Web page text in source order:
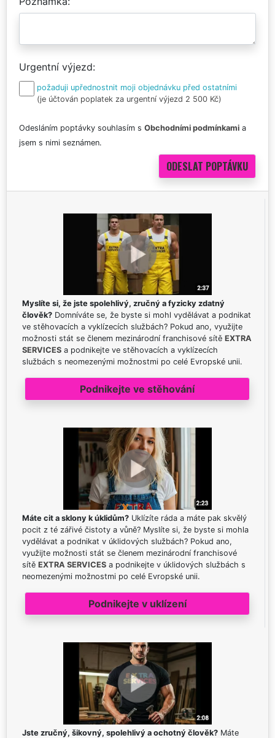
Urgentní výjezd
požaduji upřednostnit moji objednávku před ostatními
(je účtován poplatek za urgentní výjezd 2 500 Kč)
Odesláním poptávky souhlasím s Obchodními podmínkami a
jsem s nimi seznámen.
Myslíte si, že jste spolehlivý, zručný a fyzicky zdatný
člověk? Domníváte se, že byste si mohl vydělávat a podnikat
ve stěhovacích a vyklízecích službách? Pokud ano, využijte
možnosti stát se členem mezinárodní franchisové sítě EXTRA
SERVICES a podnikejte ve stěhovacích a vyklízecích
službách s neomezenými možnostmi po celé Evropské unii.
Podnikejte ve stěhování
Máte cit a sklony k úklidům? Uklízíte ráda a máte pak skvělý
pocit z té zářivé čistoty a vůně? Myslíte si, že byste si mohla
vydělávat a podnikat v úklidových službách? Pokud ano,
využijte možnosti stát se členem mezinárodní franchisové
sítě EXTRA SERVICES a podnikejte v úklidových službách s
neomezenými možnostmi po celé Evropské unii.
Podnikejte v uklízení
Jste zručný, šikovný, spolehlivý a ochotný člověk? Máte